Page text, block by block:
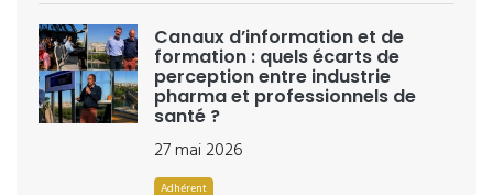
Canaux d’information et de
formation : quels écarts de
perception entre industrie
pharma et professionnels de
santé ?
27 mai 2026
Adhérent